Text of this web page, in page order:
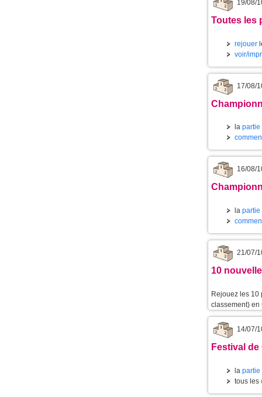
19/08/
Toutes les
rejouer
voir/
17/08/
la partie
16/08/
la partie
21/07/
10
Rejouez les 10
classement)
14/07/
Festival
la partie
tous les